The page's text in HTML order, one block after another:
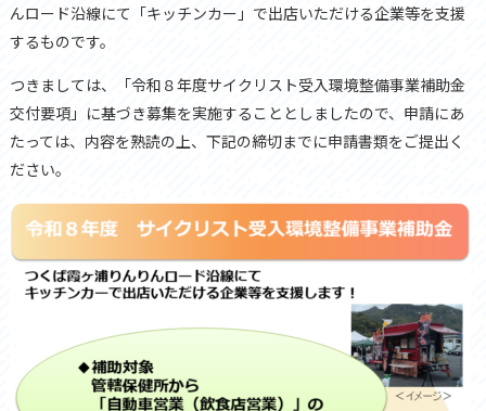
んロード沿線にて「キッチンカー」で出店いただける企業等を支援
するものです。
つきましては、「令和８年度サイクリスト受入環境整備事業補助金
交付要項」に基づき募集を実施することとしましたので、申請にあ
たっては、内容を熟読の上、下記の締切までに申請書類をご提出く
ださい。